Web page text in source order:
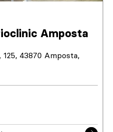
Amposta
43870 Amposta,